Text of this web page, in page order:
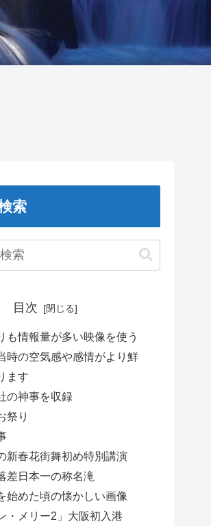
索
目次
も情報量が多い映像を使う
時の空気感や感情がより鮮
ます
の神事を収録
祭り
新春花街舞初め特別講演
日本一の称名滝
始めた頃の懐かしい画像
・メリー2」大阪初入港